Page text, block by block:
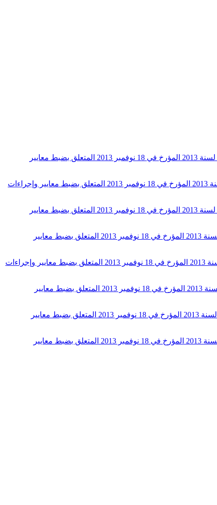
قـرار من رئيس الحكومة مؤرخ في 29 جانفي 2025 يتعلق بضبط قائمة الجمعيات المنصوص عليها بالفصل 25 مكرر من الأمر عدد 5183 لسنة 2013 المؤرخ في 18 نوفمبر 2013 المتعلق بضبط معايير
قـرار من رئيس الحكومة مؤرخ في 5 ماي 2021 يتعلق بضبط قائمة الجمعيات المنصوص عليها بالفصل 25 مكرر من الأمر عدد 5183 لسنة 2013 المؤرخ في 18 نوفمبر 2013 المتعلق بضبط معايير وإجراءات
أمر حكومي عدد 163 لسنة 2020 مؤرخ في 13 أفريل 2020 يتعلق بالتمديد استثنائيا في آجال تطبيق الفصل 25 مكرر من الأمر عدد 5183 لسنة 2013 المؤرخ في 18 نوفمبر 2013 المتعلق بضبط معايير
قرار من رئيس الحكومة مؤرخ في 13 أفريل 2020 يتعلق بضبط قائمة الجمعيات المنصوص عليها بالفصل 25 مكرر من الأمر عدد 5183 لسنة 2013 المؤرخ في 18 نوفمبر 2013 المتعلق بضبط معايير
قرار من رئيس الحكومة مؤرخ في 2 أفريل 2019 يتعلق بضبط قائمة الجمعيات المنصوص عليها بالفصل 25 مكرر من الأمر عدد 5183 لسنة 2013 المؤرخ في 18 نوفمبر 2013 المتعلق بضبط معايير وإجراءات
أمر حكومي عدد 742 لسنة 2018 مؤرخ في 20 أوت 2018 يتعلق بالتمديد استثنائيا في آجال تطبيق الفصل 25 مكرر من الأمر عدد 5183 لسنة 2013 المؤرخ في 18 نوفمبر 2013 المتعلق بضبط معايير
قرار من رئيس الحكومة مؤرخ في 26 مارس 2018 يتعلق بضبط قائمة الجمعيات المنصوص عليها بالفصل 25 مكرر من الأمر عدد 5183 لسنة 2013 المؤرخ في 18 نوفمبر 2013 المتعلق بضبط معايير
قرار من رئيس الحكومة مؤرخ في 25 أفريل 2017 يتعلق بضبط قائمة الجمعيات المنصوص عليها بالفصل 25 مكرر من الأمر عدد 5183 لسنة 2013 المؤرخ في 18 نوفمبر 2013 المتعلق بضبط معايير